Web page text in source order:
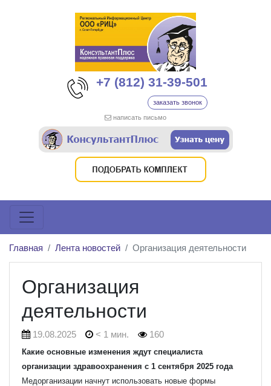
+7 (812) 31-39-501
заказать звонок
написать письмо
Главная Лента новостей Организация деятельности
Организация
деятельности
19.08.2025 < 1 мин. 160
Какие основные изменения ждут специалиста
организации здравоохранения с 1 сентября 2025 года
Медорганизации начнут использовать новые формы